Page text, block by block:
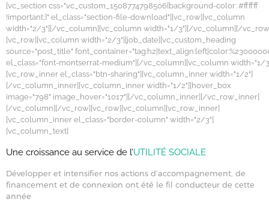
[vc_section css=".vc_custom_1508774798506{background-color: #ffffff
!important;}" el_class="section-file-download"][vc_row][vc_column
width="2/3"][/vc_column][vc_column width="1/3"][/vc_column][/
[vc_row][vc_column width="2/3"][job_date][vc_custom_heading
source="post_title"
el_class="font-montserrat-medium"][/vc_column][vc_column width="1/
[vc_row_inner el_class="btn-sharing"][vc_column_inner width="1/2"]
[/vc_column_inner][vc_column_inner width="1/2"][hover_box
image="798" image_hover="1017"][/vc_column_inner][/vc_row_inner]
[/vc_column][/vc_row][vc_row][vc_column][vc_row_inner]
[vc_column_inner el_class="border-column" width="2/3"]
[vc_column_text]
Une croissance au service de l’UTILITÉ SOCIALE
Développer et intensifier nos actions d’accompagnement, de
financement et de connexion ont été le fil conducteur de cette
année